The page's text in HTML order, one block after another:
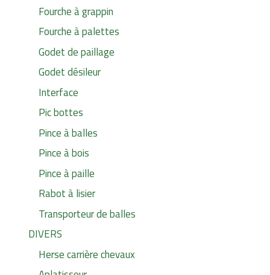
Fourche à grappin
Fourche à palettes
Godet de paillage
Godet désileur
Interface
Pic bottes
Pince à balles
Pince à bois
Pince à paille
Rabot à lisier
Transporteur de balles
DIVERS
Herse carrière chevaux